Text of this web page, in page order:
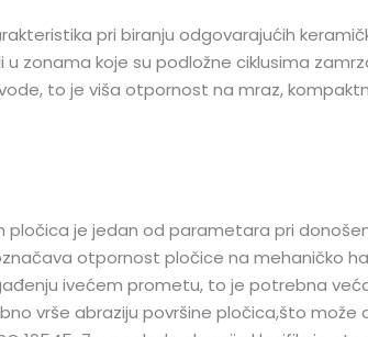
pri biranju odgovarajućih
u zonama koje su podložne ciklusima
to je viša otpornost na mraz,
pločica je jedan od parametara pri
otpornost pločice na mehaničko
ivećem prometu, to je potrebna
vrše abraziju površine pločica,što